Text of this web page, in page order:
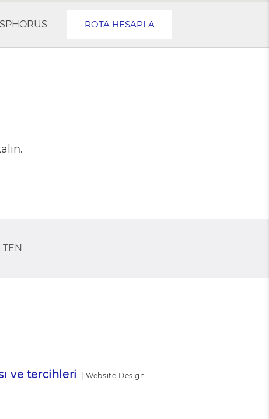
ROTA HESAPLA
ve tercihleri |Website Design